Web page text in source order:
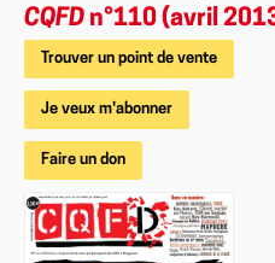
CQFD n°110 (avril
Trouver un point de vente
Je veux m'abonner
Faire un don